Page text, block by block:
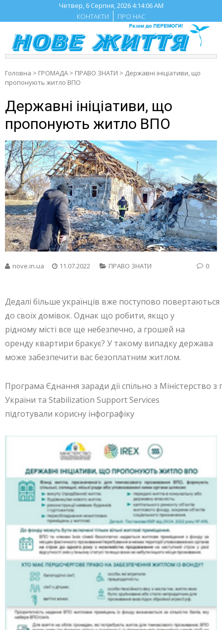
content
Четвер, 6 Серпня, 20264:14:07 AM
КОНТАКТИ
ПРО НАС
Головна > ГРОМАДА > ПРАВО ЗНАТИ > Державні ініціативи, що
пропонують житло ВПО
Державні ініціативи, що
пропонують житло ВПО
nove.in.ua 11.07.2022 ПРАВО ЗНАТИ 0
Дедалі більше українців вже поступово повертаються
до своїх домівок. Однак що робити, якщо у
рідному місті все ще небезпечно, а грошей на
оренду квартири бракує? У такому випадку держава
може забезпечити вас безоплатним житлом.
Програма Єднання заради дії спільно з Міністерство
України та Stabilization Support Services
підготували корисну інфографіку